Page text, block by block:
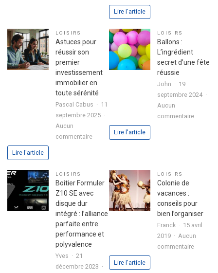
exprimer
passion
lettre
de
motivation
avec
chicken
Lire l'article
LOISIRS
Astuces pour
réussir son
premier
investissement
immobilier en
toute sérénité
Pascal Cabus
11
septembre 2025
Aucun
commentairesur
réussir
son
premier
investissement
immobilier
en
toute
Lire l'article
LOISIRS
Ballons :
L’ingrédient
secret d’une fête
réussie
John
19
septembre 2024
Aucun
commentairesur
Lire l'article
LOISIRS
Boitier Formuler
Z10 SE avec
disque dur
intégré : l’alliance
parfaite entre
performance et
polyvalence
Yves
21
décembre 2023
LOISIRS
Colonie de
vacances :
conseils pour
bien l’organiser
Franck
15 avril
2019
Aucun
commentairesur
Lire l'article